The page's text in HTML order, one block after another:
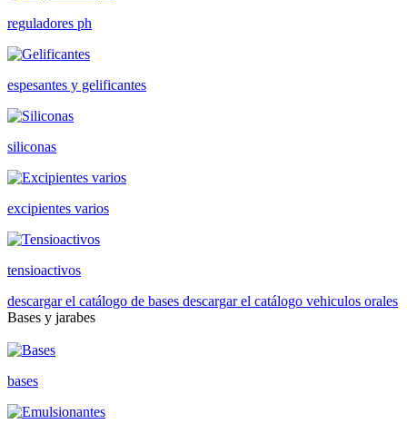
reguladores ph
espesantes y gelificantes
siliconas
excipientes varios
tensioactivos
descargar el catálogo de bases descargar el catálogo vehiculos orales
Bases y jarabes
bases